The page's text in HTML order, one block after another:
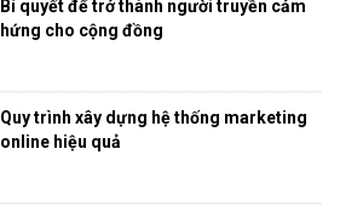
Bí quyết để trở thành người truyền cảm
hứng cho cộng đồng
Quy trình xây dựng hệ thống marketing
online hiệu quả